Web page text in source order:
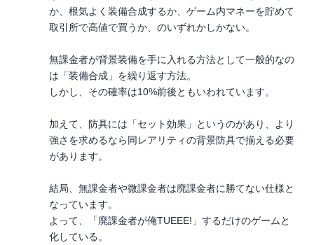
か、根気よく装備合成するか、ゲーム内マネーを貯めて
取引所で高値で買うか、のいずれかしかない。
無課金者が背景装備を手に入れる方法として一般的なの
は「装備合成」を繰り返す方法。
しかし、その確率は10%前後ともいわれています。
加えて、防具には「セット効果」というのがあり、より
強さを求めるなら同レアリティの背景防具で揃える必要
があります。
結局、無課金者や微課金者は廃課金者に勝てない仕様と
なっています。
よって、「廃課金者が俺TUEEE!」するだけのゲームと
化している。